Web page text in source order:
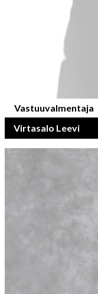
Vastuuvalmentaja
Virtasalo Leevi